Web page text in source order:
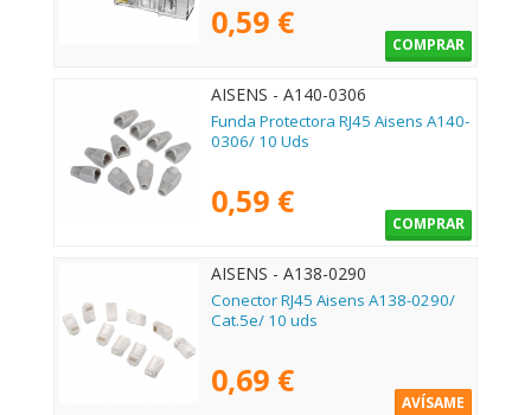
0,59 €
COMPRAR
AISENS - A140-0306
Funda Protectora RJ45 Aisens A140-
0306/ 10 Uds
0,59 €
COMPRAR
AISENS - A138-0290
Conector RJ45 Aisens A138-0290/
Cat.5e/ 10 uds
0,69 €
AVÍSAME